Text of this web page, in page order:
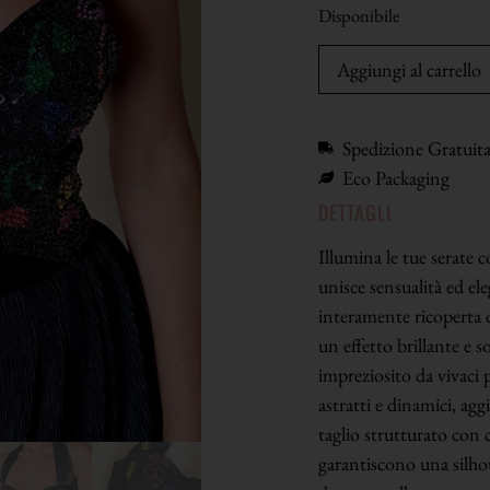
Disponibile
Aggiungi al carrello
Spedizione
Eco Packaging
Illumina le tue serate
unisce sensualità ed
interamente ricoperta
un effetto brillante e
impreziosito da
astratti e dinamici,
taglio strutturato con
garantiscono una